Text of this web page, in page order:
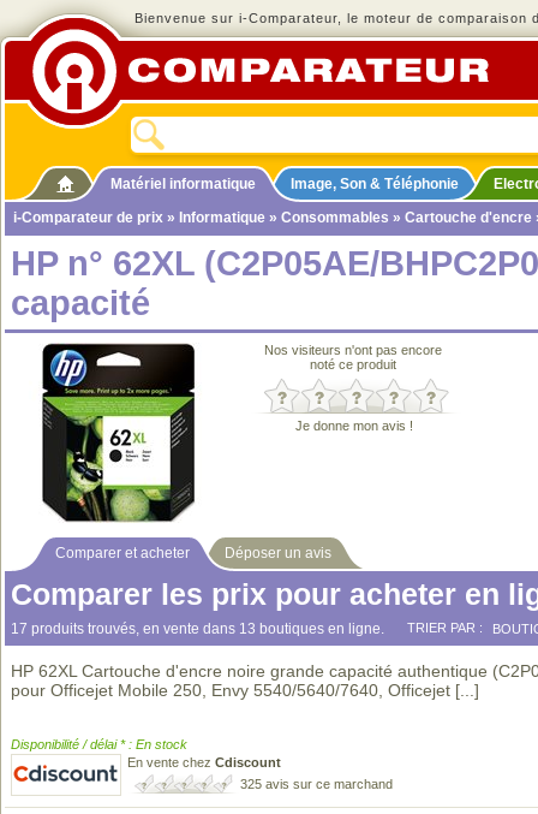
Bienvenue sur i-Comparateur, le moteur de comparaison
Matériel informatique Image, Son & Téléphonie
i-Comparateur de prix » Informatique » Consommables » Cartouche d'encre
HP n° 62XL (C2P05AE/
capacité
Nos visiteurs n'ont pas encore
noté ce produit
Je donne mon avis !
Comparer et acheter Déposer un avis
Comparer les prix pour acheter en
17 produits trouvés, en vente dans 13 boutiques en ligne. TRIER PAR :
HP 62XL Cartouche d'encre noire grande capacité authentique
pour Officejet Mobile 250, Envy 5540/5640/7640, Officejet [...]
Disponibilité / délai * : En stock
En vente chez Cdiscount
325 avis sur ce marchand